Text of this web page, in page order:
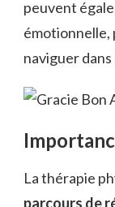
peuvent
émotionnelle,
naviguer
La thérapie
parcours de